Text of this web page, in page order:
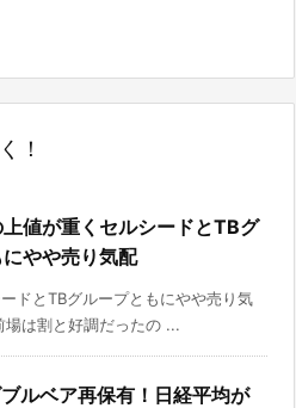
！
値が重くセルシードとTBグ
やや売り気配
ドとTBグループともにやや売り気
場は割と好調だったの ...
ルベア再保有！日経平均が